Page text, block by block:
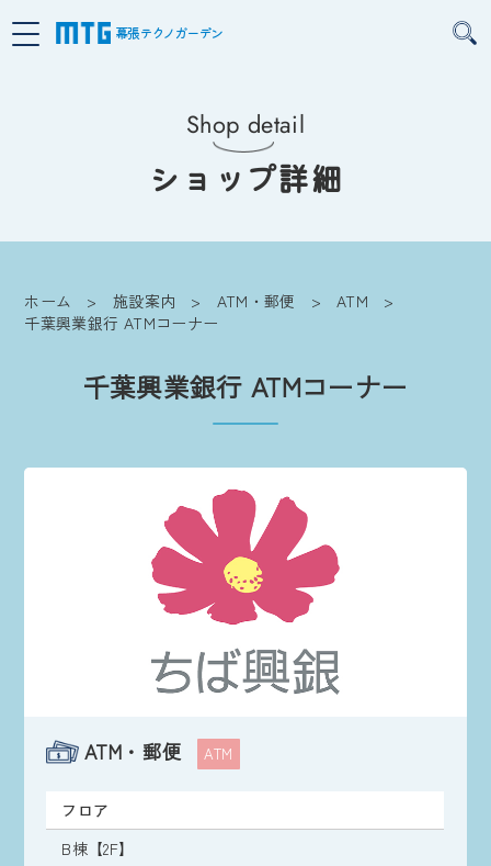
幕張テクノガーデン
Shop detail
ショップ詳細
ホーム 施設案内 ATM・郵便
ATM
千葉興業銀行 ATMコーナー
千葉興業銀行 ATMコーナー
ATM・郵便 ATM
フロア
B棟【2F】